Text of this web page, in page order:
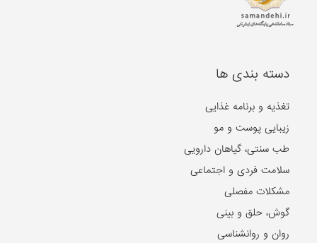
دسته بندی ها
تغذیه و برنامه غذایی
زیبایی پوست و مو
طب سنتی، گیاهان دارویی
سلامت فردی و اجتماعی
مشکلات مفصلی
گوش، حلق و بینی
روان و روانشناسی